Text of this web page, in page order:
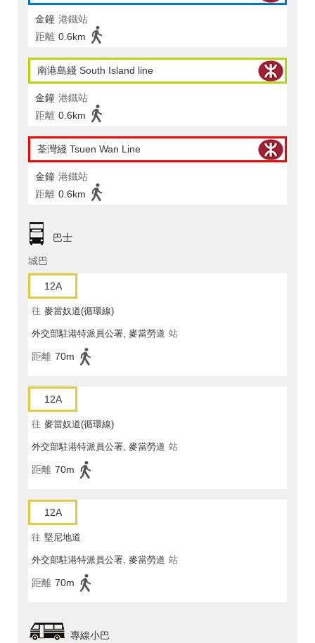
金鐘 港鐵站
距離 0.6km
南港島綫 South Island line
金鐘 港鐵站
距離 0.6km
荃灣綫 Tsuen Wan Line
金鐘 港鐵站
距離 0.6km
巴士
城巴
12A
往 麥當奴道(循環線)
外交部駐港特派員公署, 麥當勞道 站
距離 70m
12A
往 麥當奴道(循環線)
外交部駐港特派員公署, 麥當勞道 站
距離 70m
12A
往 堅尼地道
外交部駐港特派員公署, 麥當勞道 站
距離 70m
專線小巴